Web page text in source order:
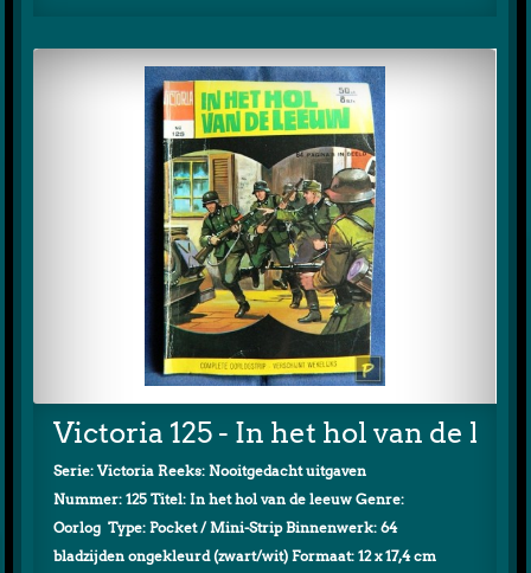
Victoria 125 - In het hol van de
Serie: Victoria Reeks: Nooitgedacht uitgaven
Nummer: 125 Titel: In het hol van de leeuw Genre:
Oorlog Type: Pocket / Mini-Strip Binnenwerk: 64
bladzijden ongekleurd (zwart/wit) Formaat: 12 x 17,4 cm